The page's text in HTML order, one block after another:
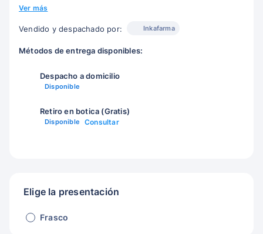
Ver más
Vendido y despachado por: Inkafarma
Métodos de entrega disponibles:
Despacho a domicilio
Disponible
Retiro en botica (Gratis)
Disponible Consultar
Elige la presentación
Frasco